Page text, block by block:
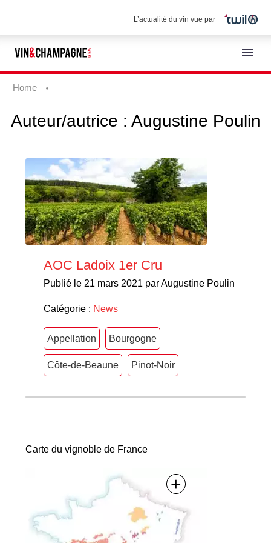
L’actualité du vin vue par
Français
Home
Auteur/autrice : Augustine Poulin
AOC Ladoix 1er Cru
Publié le 21 mars 2021 par Augustine Poulin
Catégorie : News
Appellation Bourgogne
Côte-de-Beaune Pinot-Noir
Carte du vignoble de France
+